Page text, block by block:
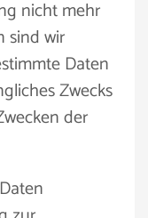
nicht mehr
sind wir
Daten
Zwecks
der